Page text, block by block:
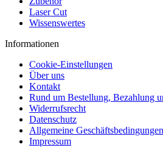
Laser Cut
Wissenswertes
Informationen
Cookie-Einstellungen
Über uns
Kontakt
Rund um Bestellung, Bezahlung
Widerrufsrecht
Datenschutz
Allgemeine Geschäftsbedingungen
Impressum